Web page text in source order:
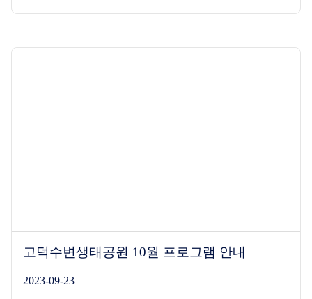
고덕수변생태공원 10월 프로그램 안내
2023-09-23